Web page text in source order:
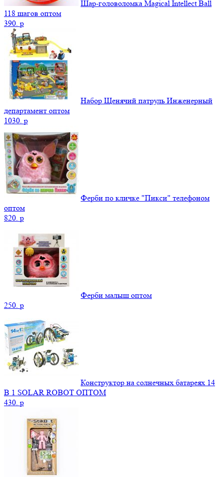
Шар-головоломка Magical Intellect Ball
118 шагов оптом
390. p
Набор Щенячий патруль Инженерный
департамент оптом
1030. p
Ферби по кличке "Пикси" телефоном
оптом
820. p
Ферби малыш оптом
250. p
Конструктор на солнечных батареях 14
В 1 SOLAR ROBOT ОПТОМ
430. p